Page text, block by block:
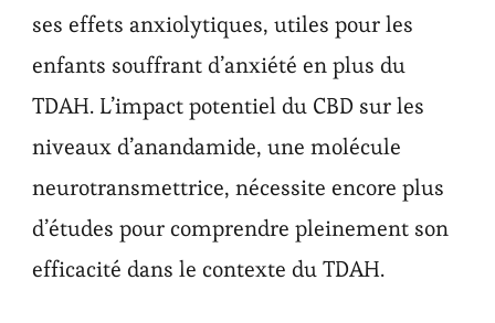
ses effets anxiolytiques, utiles pour les
enfants souffrant d’anxiété en plus du
TDAH. L’impact potentiel du CBD sur les
niveaux d’anandamide, une molécule
neurotransmettrice, nécessite encore plus
d’études pour comprendre pleinement son
efficacité dans le contexte du TDAH.